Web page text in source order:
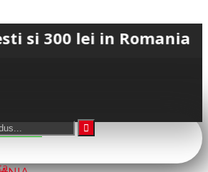
in Romania • 💳